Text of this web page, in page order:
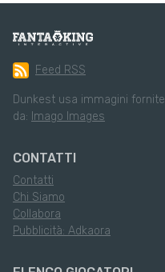
Feed RSS
Dunkest usa immagini fornite
da: Imago Images
CONTATTI
Contatti
Chi Siamo
Collabora
Pubblicità: Adkaora